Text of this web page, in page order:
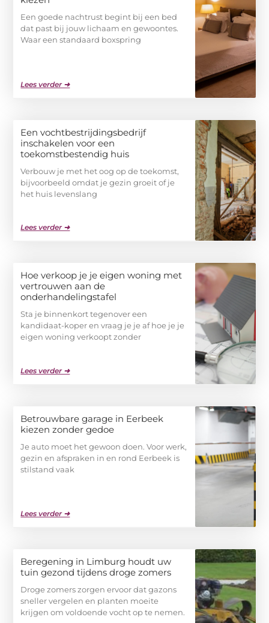
Een goede nachtrust begint bij een bed
dat past bij jouw lichaam en gewoontes.
Waar een standaard boxspring
Lees verder ➜
Een vochtbestrijdingsbedrijf
inschakelen voor een
toekomstbestendig huis
Verbouw je met het oog op de toekomst,
bijvoorbeeld omdat je gezin groeit of je
het huis levenslang
Lees verder ➜
Hoe verkoop je je eigen woning met
vertrouwen aan de
onderhandelingstafel
Sta je binnenkort tegenover een
kandidaat-koper en vraag je je af hoe je je
eigen woning verkoopt zonder
Lees verder ➜
Betrouwbare garage in Eerbeek
kiezen zonder gedoe
Je auto moet het gewoon doen. Voor werk,
gezin en afspraken in en rond Eerbeek is
stilstand vaak
Lees verder ➜
Beregening in Limburg houdt uw
tuin gezond tijdens droge zomers
Droge zomers zorgen ervoor dat gazons
sneller vergelen en planten moeite
krijgen om voldoende vocht op te nemen.